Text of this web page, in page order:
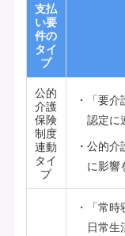
支払
い要
件の
タイ
プ
公的
介護
保険
制度
連動
タイ
プ
「要
認定に
公的介
に影響
「常
日常生